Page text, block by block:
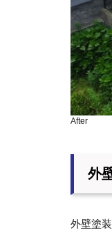
After
外
外壁塗